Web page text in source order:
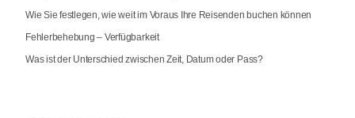
Wie Sie festlegen, wie weit im Voraus Ihre Reisenden buchen können
Fehlerbehebung – Verfügbarkeit
Was ist der Unterschied zwischen Zeit, Datum oder Pass?